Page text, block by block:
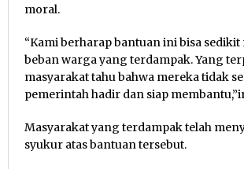
moral.
“Kami berharap bantuan ini bisa
beban warga yang terdampak. Yang
masyarakat tahu bahwa mereka tidak
pemerintah hadir dan siap
Masyarakat yang terdampak telah
syukur atas bantuan tersebut.